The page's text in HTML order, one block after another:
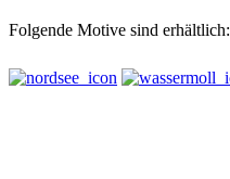
Folgende Motive sind erhältlich: